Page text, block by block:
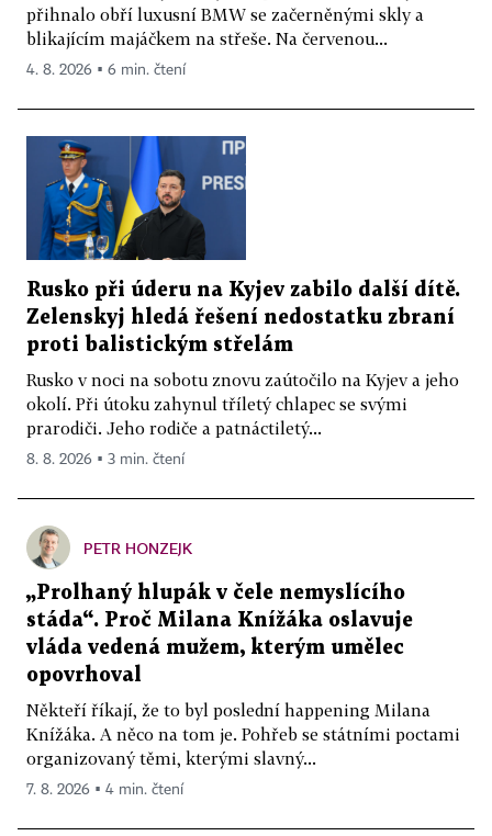
přihnalo obří luxusní BMW se začerněnými skly a
blikajícím majáčkem na střeše. Na červenou...
4. 8. 2026 ▪ 6 min. čtení
Rusko při úderu na Kyjev zabilo další dítě.
Zelenskyj hledá řešení nedostatku zbraní
proti balistickým střelám
Rusko v noci na sobotu znovu zaútočilo na Kyjev a jeho
okolí. Při útoku zahynul tříletý chlapec se svými
prarodiči. Jeho rodiče a patnáctiletý...
8. 8. 2026 ▪ 3 min. čtení
PETR HONZEJK
„Prolhaný hlupák v čele nemyslícího
stáda“. Proč Milana Knížáka oslavuje
vláda vedená mužem, kterým umělec
opovrhoval
Někteří říkají, že to byl poslední happening Milana
Knížáka. A něco na tom je. Pohřeb se státními poctami
organizovaný těmi, kterými slavný...
7. 8. 2026 ▪ 4 min. čtení